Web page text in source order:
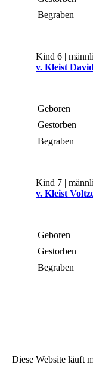
Begraben
Kind 6 |
v. Kleist
Geboren
Gestorben
Begraben
Kind 7 |
v. Kleist
Geboren
Gestorben
Begraben
Diese Website läuft